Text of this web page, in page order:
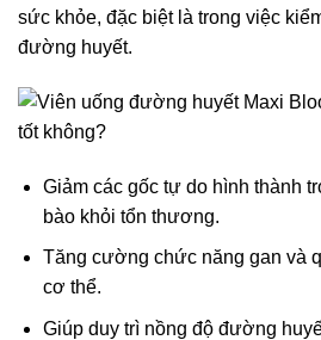
sức khỏe, đặc biệt là trong việc
đường huyết.
Giảm các gốc tự do hình thành
bào khỏi tổn thương.
Tăng cường chức năng gan và
cơ thể.
Giúp duy trì nồng độ đường